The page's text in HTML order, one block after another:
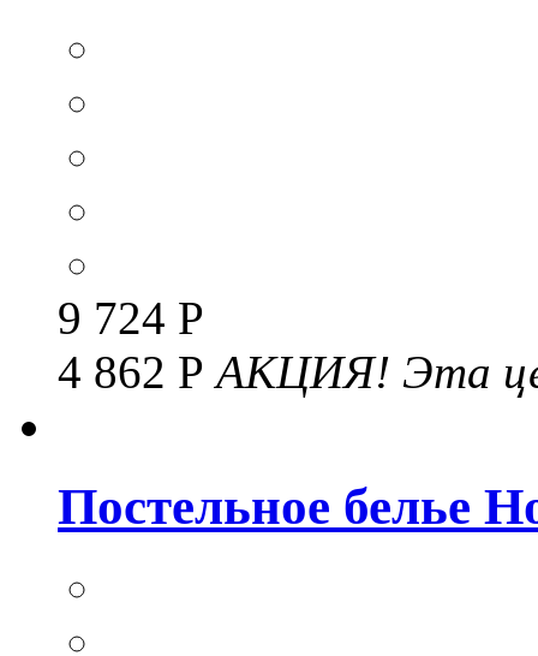
9 724 Р
4 862 РАКЦИЯ! Эта
Постельное белье